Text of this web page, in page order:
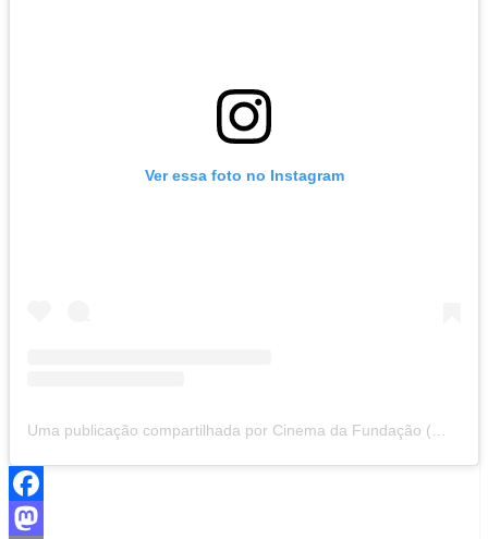
Ver essa foto no Instagram
Facebook